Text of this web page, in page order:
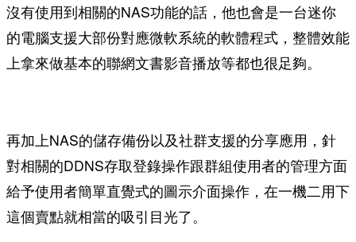
沒有使用到相關的NAS功能的話，他也會是一台迷你
的電腦支援大部份對應微軟系統的軟體程式，整體效能
上拿來做基本的聯網文書影音播放等都也很足夠。
再加上NAS的儲存備份以及社群支援的分享應用，針
對相關的DDNS存取登錄操作跟群組使用者的管理方面
給予使用者簡單直覺式的圖示介面操作，在一機二用下
這個賣點就相當的吸引目光了。